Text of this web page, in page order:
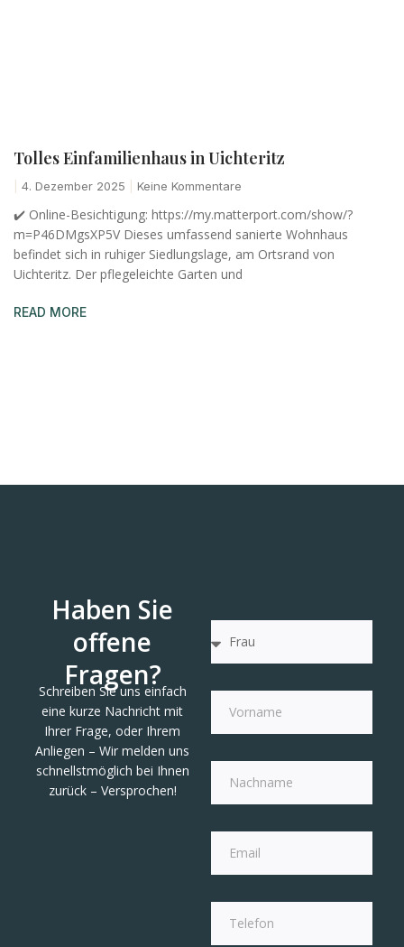
Tolles Einfamilienhaus in Uichteritz
4. Dezember 2025 Keine Kommentare
✔️ Online-Besichtigung: https://my.matterport.com/show/?
m=P46DMgsXP5V Dieses umfassend sanierte Wohnhaus
befindet sich in ruhiger Siedlungslage, am Ortsrand von
Uichteritz. Der pflegeleichte Garten und
READ MORE
Haben Sie
offene
Fragen?
Schreiben Sie uns einfach
eine kurze Nachricht mit
Ihrer Frage, oder Ihrem
Anliegen – Wir melden uns
schnellstmöglich bei Ihnen
zurück – Versprochen!